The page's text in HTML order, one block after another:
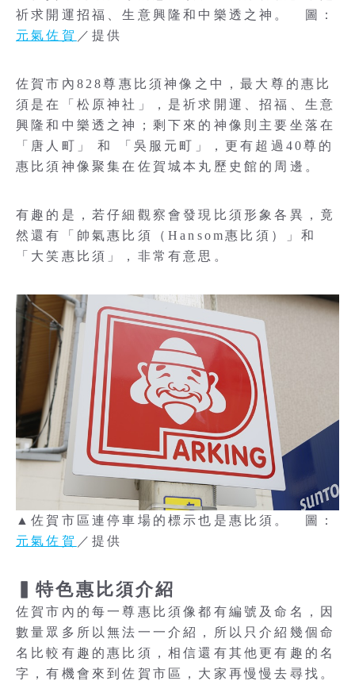
祈求開運招福、生意興隆和中樂透之神。 圖：
元氣佐賀 ／提供
佐賀市內828尊惠比須神像之中，最大尊的惠比
須是在「松原神社」，是祈求開運、招福、生意
興隆和中樂透之神；剩下來的神像則主要坐落在
「唐人町」 和 「吳服元町」，更有超過40尊的
惠比須神像聚集在佐賀城本丸歷史館的周邊。
有趣的是，若仔細觀察會發現比須形象各異，竟
然還有「帥氣惠比須（Hansom惠比須）」和
「大笑惠比須」，非常有意思。
▲佐賀市區連停車場的標示也是惠比須。 圖：
元氣佐賀 ／提供
▍特色惠比須介紹
佐賀市內的每一尊惠比須像都有編號及命名，因
數量眾多所以無法一一介紹，所以只介紹幾個命
名比較有趣的惠比須，相信還有其他更有趣的名
字，有機會來到佐賀市區，大家再慢慢去尋找。